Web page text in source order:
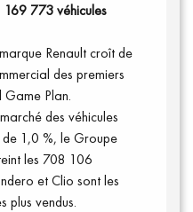
773 véhicules
Renault croît de
des premiers
Game Plan.
des véhicules
de 1,0 %, le Groupe
les 708 106
et Clio sont les
plus vendus.